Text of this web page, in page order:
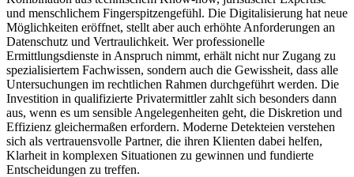
und menschlichem Fingerspitzengefühl. Die Digitalisierung hat neue
Möglichkeiten eröffnet, stellt aber auch erhöhte Anforderungen an
Datenschutz und Vertraulichkeit. Wer professionelle
Ermittlungsdienste in Anspruch nimmt, erhält nicht nur Zugang zu
spezialisiertem Fachwissen, sondern auch die Gewissheit, dass alle
Untersuchungen im rechtlichen Rahmen durchgeführt werden. Die
Investition in qualifizierte Privatermittler zahlt sich besonders dann
aus, wenn es um sensible Angelegenheiten geht, die Diskretion und
Effizienz gleichermaßen erfordern. Moderne Detekteien verstehen
sich als vertrauensvolle Partner, die ihren Klienten dabei helfen,
Klarheit in komplexen Situationen zu gewinnen und fundierte
Entscheidungen zu treffen.